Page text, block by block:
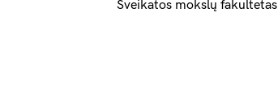
Sveikatos mokslų fakultetas